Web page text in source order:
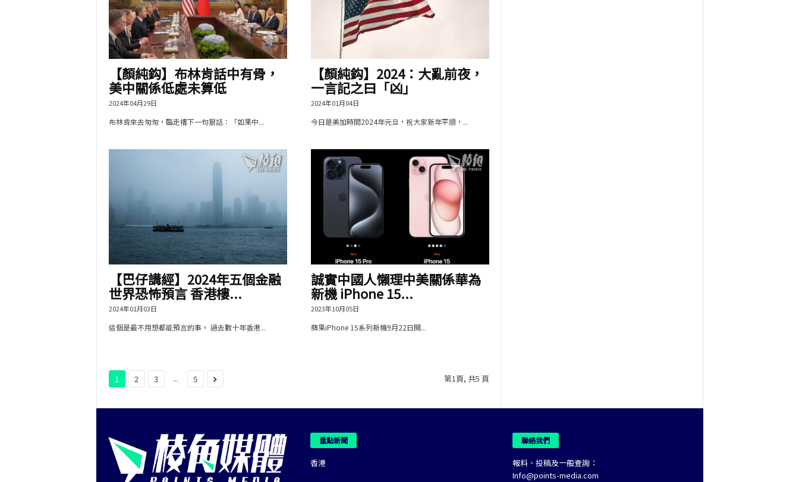
【顏純鈎】布林肯話中有骨，
美中關係低處未算低
2024年04月29日
布林肯來去匆匆，臨走撂下一句狠話：「如果中...
【顏純鈎】2024：大亂前夜，
一言記之曰「凶」
2024年01月04日
今日是美加時間2024年元旦，祝大家新年平順，...
【巴仔講經】2024年五個金融
世界恐怖預言 香港樓...
2024年01月03日
這個是最不用想都能預言的事。 過去數十年香港...
誠實中國人懶理中美關係華為
新機 iPhone 15...
2023年10月05日
蘋果iPhone 15系列新機9月22日開...
1 2 3 ... 5 第1頁, 共5 頁
重點新聞
香港
聯絡我們
報料、投稿及一般查詢：
Info@points-media.com